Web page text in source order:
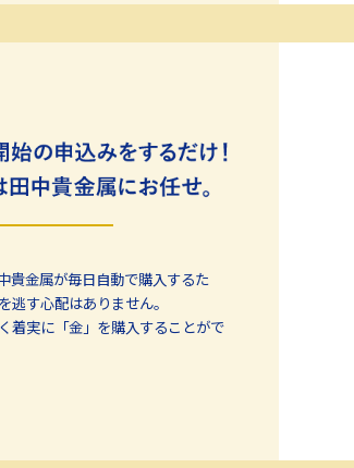
貴金属が毎日自動で購入するた
逃す心配はありません。
着実に「金」を購入することがで